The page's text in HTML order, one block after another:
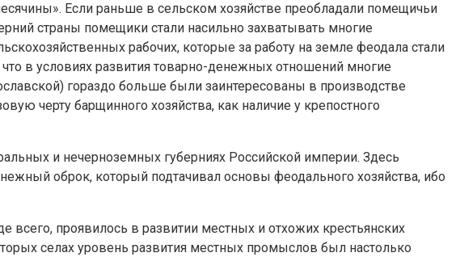
Если раньше в сельском хозяйстве преобладали помещичьи
страны помещики стали насильно захватывать многие
рабочих, которые за работу на земле феодала стали
в условиях развития товарно-денежных отношений многие
гораздо больше были заинтересованы в производстве
черту барщинного хозяйства, как наличие у крепостного
и нечерноземных губерниях Российской империи. Здесь
оброк, который подтачивал основы феодального хозяйства, ибо
всего, проявилось в развитии местных и отхожих крестьянских
селах уровень развития местных промыслов был настолько